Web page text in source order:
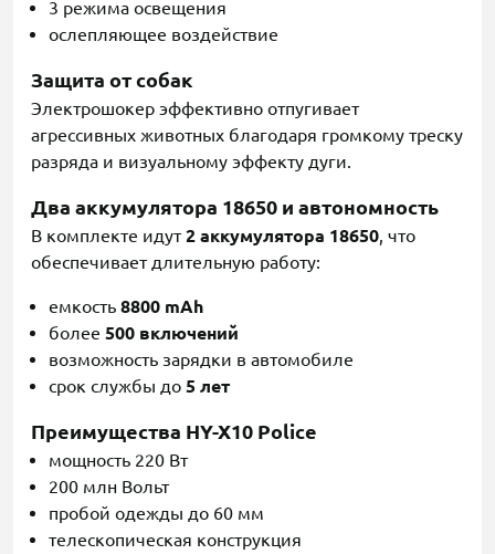
3 режима освещения
ослепляющее воздействие
Защита от собак
Электрошокер эффективно отпугивает
агрессивных животных благодаря громкому треску
разряда и визуальному эффекту дуги.
Два аккумулятора 18650 и автономность
В комплекте идут2 аккумулятора 18650, что
обеспечивает длительную работу:
емкость 8800 mAh
более 500 включений
возможность зарядки в автомобиле
срок службы до 5 лет
Преимущества HY-X10 Police
мощность 220 Вт
200 млн Вольт
пробой одежды до 60 мм
телескопическая конструкция